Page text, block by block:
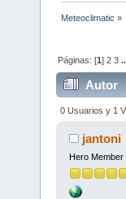
Meteoclimatic »
Páginas: [1]2 3
Autor
0 Usuarios y 1
jantoni
Hero Member